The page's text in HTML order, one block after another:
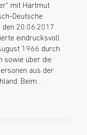
mit Hartmut
Deutsche
den 20.06.2017
eindrucksvoll
1966 durch
sowie über die
aus der
Beim…